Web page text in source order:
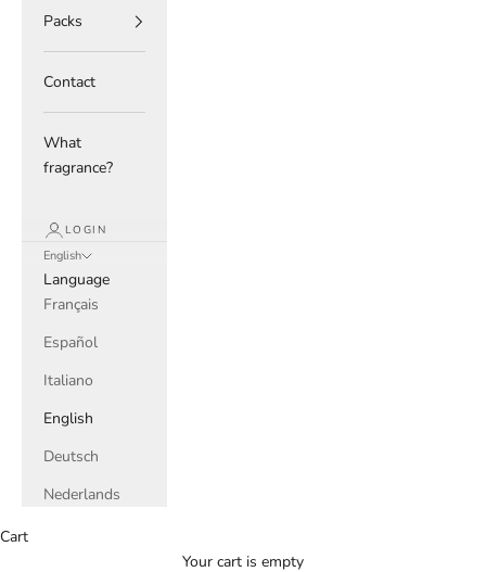
Packs
Contact
What
fragrance?
LOGIN
English
Language
Français
Español
Italiano
English
Deutsch
Nederlands
Cart
Your cart is empty